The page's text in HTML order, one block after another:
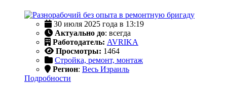
30 июля 2025 года в 13:19
Актуально до: всегда
Работодатель: AVRIKA
Просмотры: 1464
Стройка, ремонт, монтаж
Регион: Весь Израиль
Подробности